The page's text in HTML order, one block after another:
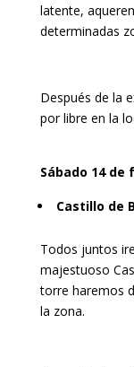
latente,
determinadas
Después de la
por libre en la
Sábado 14
Castillo de
Todos juntos
majestuoso
torre haremos
la zona.